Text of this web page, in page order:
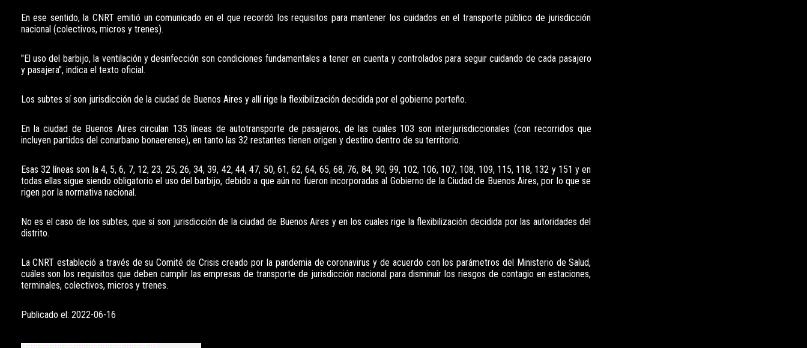
En ese sentido, la CNRT emitió un comunicado en el que recordó los requisitos para mantener los cuidados en el transporte público de jurisdicción
nacional (colectivos, micros y trenes).
"El uso del barbijo, la ventilación y desinfección son condiciones fundamentales a tener en cuenta y controlados para seguir cuidando de cada pasajero
y pasajera", indica el texto oficial.
Los subtes sí son jurisdicción de la ciudad de Buenos Aires y allí rige la flexibilización decidida por el gobierno porteño.
En la ciudad de Buenos Aires circulan 135 líneas de autotransporte de pasajeros, de las cuales 103 son interjurisdiccionales (con recorridos que
incluyen partidos del conurbano bonaerense), en tanto las 32 restantes tienen origen y destino dentro de su territorio.
Esas 32 líneas son la 4, 5, 6, 7, 12, 23, 25, 26, 34, 39, 42, 44, 47, 50, 61, 62, 64, 65, 68, 76, 84, 90, 99, 102, 106, 107, 108, 109, 115, 118, 132 y 151 y en
todas ellas sigue siendo obligatorio el uso del barbijo, debido a que aún no fueron incorporadas al Gobierno de la Ciudad de Buenos Aires, por lo que se
rigen por la normativa nacional.
No es el caso de los subtes, que sí son jurisdicción de la ciudad de Buenos Aires y en los cuales rige la flexibilización decidida por las autoridades del
distrito.
La CNRT estableció a través de su Comité de Crisis creado por la pandemia de coronavirus y de acuerdo con los parámetros del Ministerio de Salud,
cuáles son los requisitos que deben cumplir las empresas de transporte de jurisdicción nacional para disminuir los riesgos de contagio en estaciones,
terminales, colectivos, micros y trenes.
Publicado el: 2022-06-16